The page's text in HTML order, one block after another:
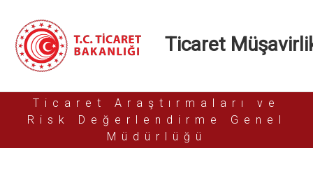
Ticaret
Ticaret Araştırmaları ve
Risk Değerlendirme Genel
Müdürlüğü